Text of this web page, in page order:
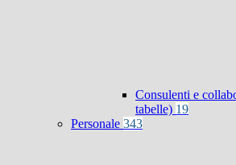
Consulenti e
tabelle) 19
Personale 343